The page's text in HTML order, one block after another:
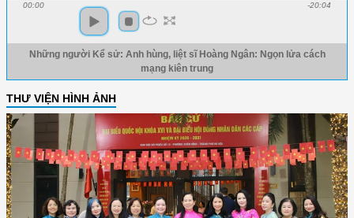
00:00 -20:04
Những người Kể sử: Anh hùng, liệt sĩ Hoàng Ngân: Ngọn lửa cách
mạng kiên trung
THƯ VIỆN HÌNH ẢNH